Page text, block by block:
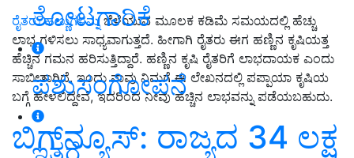
ತೋಟಗಾರಿಕೆ
ಪಶುಸಂಗೋಪನೆ
ರೈತರು ಹಣ್ಣುಗಳನ್ನುಬೆಳೆಯುವ ಮೂಲಕ ಕಡಿಮೆ ಸಮಯದಲ್ಲಿ ಹೆಚ್ಚು
ಲಾಭ ಗಳಿಸಲು ಸಾಧ್ಯವಾಗುತ್ತದೆ. ಹೀಗಾಗಿ ರೈತರು ಈಗ ಹಣ್ಣಿನ ಕೃಷಿಯತ್ತ
ಹೆಚ್ಚಿನ ಗಮನ ಹರಿಸುತ್ತಿದ್ದಾರೆ. ಹಣ್ಣಿನ ಕೃಷಿ ರೈತರಿಗೆ ಲಾಭದಾಯಕ ಎಂದು
ಸಾಬೀತಾಗಿದೆ. ಇಂದು ನಾವು ನಿಮಗೆ ಈ ಲೇಖನದಲ್ಲಿ ಪಪ್ಪಾಯಾ ಕೃಷಿಯ
ಬಗ್ಗೆ ಹೇಳಲಿದ್ದೇವೆ, ಇದರಿಂದ ನೀವು ಹೆಚ್ಚಿನ ಲಾಭವನ್ನು ಪಡೆಯಬಹುದು.
ಬಿಗ್‌ನ್ಯೂಸ್‌: ರಾಜ್ಯದ 34 ಲಕ್ಷ